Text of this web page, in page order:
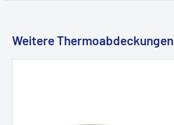
Wasserdruck: Maximal: 3,5 bar
Weitere Thermoabdeckungen